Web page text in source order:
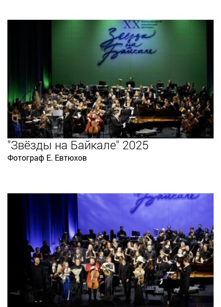
"Звёзды на Байкале" 2025
Фотограф Е. Евтюхов